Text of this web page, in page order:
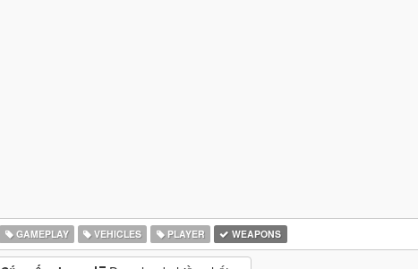
GAMEPLAY VEHICLES PLAYER WEAPONS